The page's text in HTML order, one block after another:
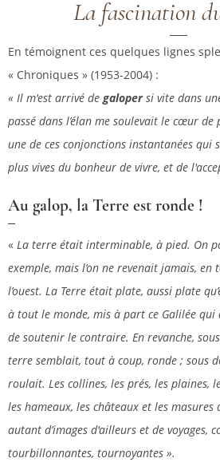
La fascination
En témoignent ces quelques lignes
« Chroniques » (1953-2004) :
« Il m'est arrivé de galopersi vite dans
passé dans l’élan me soulevait le cœur
une de ces conjonctions instantanées qui
plus vives du bonheur de vivre, et de
Au galop, la Terre est ronde !
« La terre était interminable, à pied. On
exemple, mais l’on ne revenait jamais,
l’ouest. La Terre était plate, aussi plate
à tout le monde, mis à part ce Galilée
de soutenir le contraire. En revanche,
terre semblait, tout à coup, ronde ; sous
roulait. Les collines, les prés, les plaines,
les hameaux, les châteaux et les
autant d’images d'ailleurs et de voyages,
tourbillonnantes, tournoyantes ».